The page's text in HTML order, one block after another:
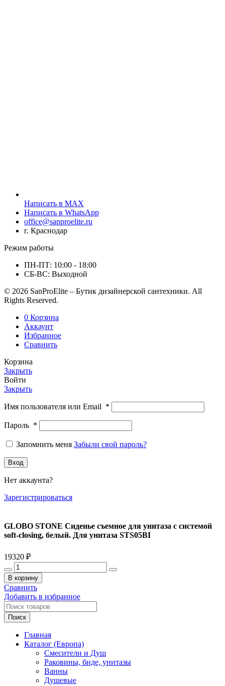
Написать в MAX
Написать в WhatsApp
office@sanproelite.ru
г. Краснодар
Режим работы
ПН-ПТ: 10:00 - 18:00
СБ-ВС: Выходной
© 2026 SanProElite – Бутик дизайнерской сантехники. All
Rights Reserved.
0 Корзина
Аккаунт
Избранное
Сравнить
Корзина
Закрыть
Войти
Закрыть
Имя пользователя или Email *
Пароль *
Запомнить меня Забыли свой пароль?
Вход
Нет аккаунта?
Зарегистрироваться
GLOBO STONE Сиденье съемное для унитаза с системой
soft-closing, белый. Для унитаза STS05BI
19320 ₽
Количество
товара
GLOBO
STONE
Сиденье
съемное
для
с
системой
closing,
белый.
В корзину
Сравнить
Добавить в избранное
Поиск
Главная
Каталог (Европа)
Смесители и Душ
Раковины, биде, унитазы
Ванны
Душевые